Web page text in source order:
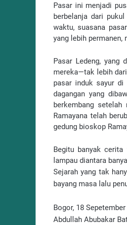
Pasar ini menjadi
berbelanja dari
waktu, suasana
yang lebih permanen,
Pasar Ledeng, yang
mereka—tak lebih
pasar induk sayur di
dagangan yang
berkembang
Ramayana telah
gedung bioskop
Begitu banyak
lampau diantara
Sejarah yang tak
bayang masa lalu
Bogor, 18
Abdullah Abubakar